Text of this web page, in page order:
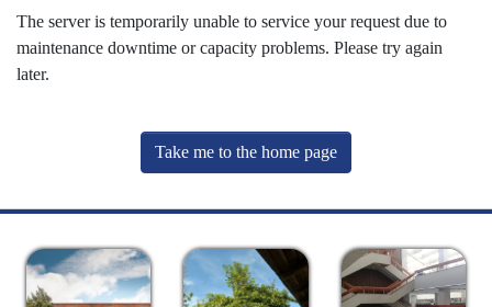
The server is temporarily unable to service your request due to
maintenance downtime or capacity problems. Please try again
later.
Take me to the home page